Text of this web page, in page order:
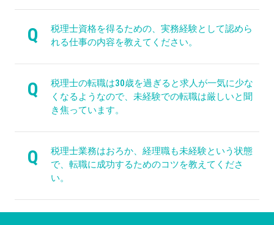
Q
税理士資格を得るための、実務経験として認めら
れる仕事の内容を教えてください。
Q
税理士の転職は30歳を過ぎると求人が一気に少な
くなるようなので、未経験での転職は厳しいと聞
き焦っています。
Q
税理士業務はおろか、経理職も未経験という状態
で、転職に成功するためのコツを教えてくださ
い。